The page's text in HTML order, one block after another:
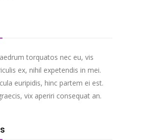
torquatos nec eu, vis
ex, nihil expetendis in mei.
euripidis, hinc partem ei est.
vix aperiri consequat an.